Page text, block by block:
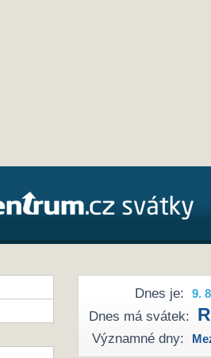
Dnes je: 9.
Dnes má svátek:
Významné dny: